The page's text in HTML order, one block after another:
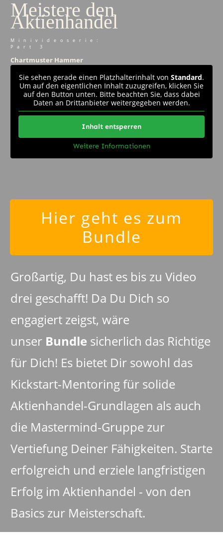
Meistere den
Aktienhandel
Minivideoserie:
Part 3
Chartmuster Hammer
Sie sehen gerade einen Platzhalterinhalt von Standard.
Um auf den eigentlichen Inhalt zuzugreifen, klicken Sie
auf den Button unten. Bitte beachten Sie, dass dabei
Daten an Drittanbieter weitergegeben werden.
Inhalt entsperren
Weitere Informationen
Hier geht es zum
Bundle
Großartig, Du hast es bis zu Video
drei geschafft! Da Du Dich so
engagiert zeigst, wäre
unser Bundle sicherlich das Richtige
für Dich! Es bietet Dir sowohl das
Kickstart-Mentoring für solide
Aktienhandel-Grundlagen als auch
die Mastermind-Gruppe zur
Vertiefung Deiner Fähigkeiten. Starte
erfolgreich und erziele langfristigen
Erfolg im Aktienhandel - von den
Basics zur Meisterschaft.